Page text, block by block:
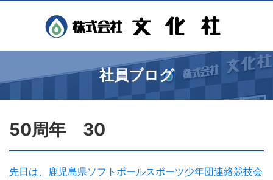
社員ブログ
50周年 30
先日は、鹿児島県ソフトボールスポーツ少年団連絡競技会